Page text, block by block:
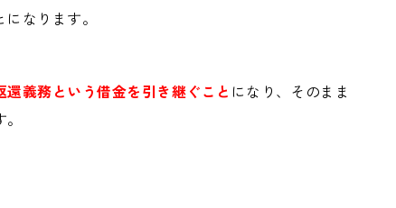
なります。
還義務という借金を引き継ぐこと になり、そのまま